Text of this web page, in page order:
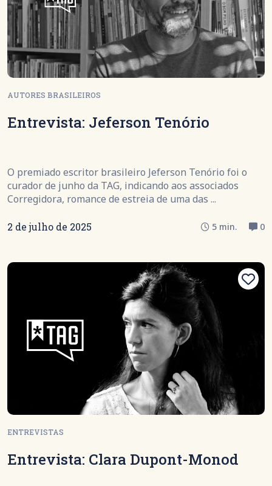
AUTORES BRASILEIROS
Entrevista: Jeferson Tenório
O premiado escritor brasileiro Jeferson Tenório foi o
curador de junho da TAG, indicando aos associados
Corregidora, romance de estreia de uma das ...
2 de julho de 2025 5 min. 0
ENTREVISTAS
Entrevista: Clara Dupont-Monod